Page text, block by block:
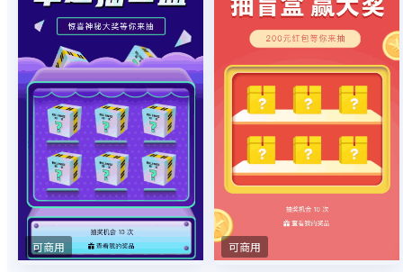
可商用 可商用